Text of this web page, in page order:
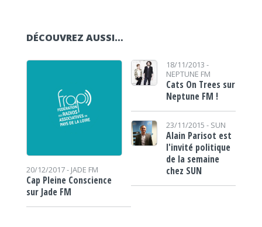
DÉCOUVREZ AUSSI…
20/12/2017 - JADE FM
Cap Pleine Conscience
sur Jade FM
18/11/2013 -
NEPTUNE FM
Cats On Trees sur
Neptune FM !
23/11/2015 - SUN
Alain Parisot est
l'invité politique
de la semaine
chez SUN